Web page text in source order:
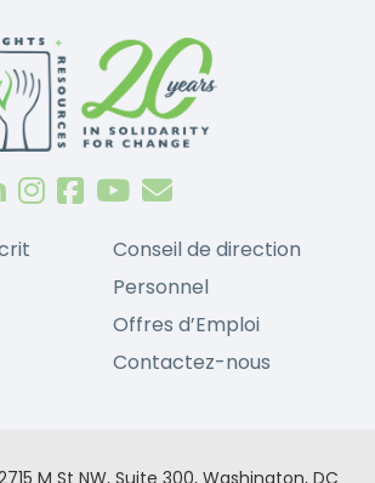
Conseil de direction
Personnel
Offres d’Emploi
Contactez-nous